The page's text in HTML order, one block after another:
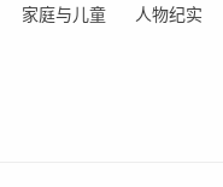
家庭与儿童 人物纪实